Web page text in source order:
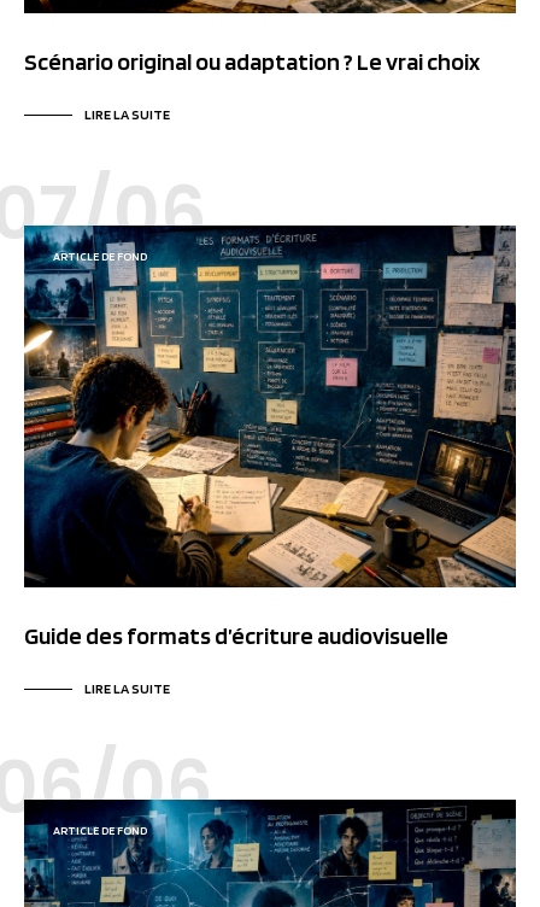
Scénario original ou adaptation ? Le vrai choix
LIRE LA SUITE
06
ARTICLE DE FOND
Guide des formats d’écriture audiovisuelle
LIRE LA SUITE
06
ARTICLE DE FOND